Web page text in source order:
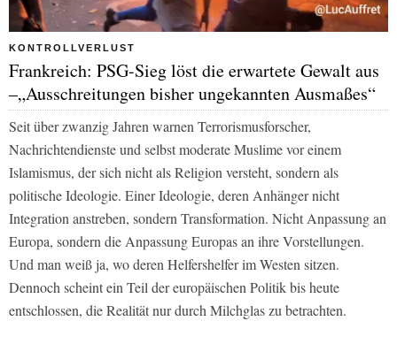
KONTROLLVERLUST
Frankreich: PSG-Sieg löst die erwartete Gewalt aus
–„Ausschreitungen bisher ungekannten Ausmaßes“
Seit über zwanzig Jahren warnen Terrorismusforscher,
Nachrichtendienste und selbst moderate Muslime vor einem
Islamismus, der sich nicht als Religion versteht, sondern als
politische Ideologie. Einer Ideologie, deren Anhänger nicht
Integration anstreben, sondern Transformation. Nicht Anpassung an
Europa, sondern die Anpassung Europas an ihre Vorstellungen.
Und man weiß ja, wo deren Helfershelfer im Westen sitzen.
Dennoch scheint ein Teil der europäischen Politik bis heute
entschlossen, die Realität nur durch Milchglas zu betrachten.